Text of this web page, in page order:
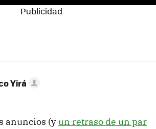
MAIL
Yirá
anuncios (yun retraso de un par